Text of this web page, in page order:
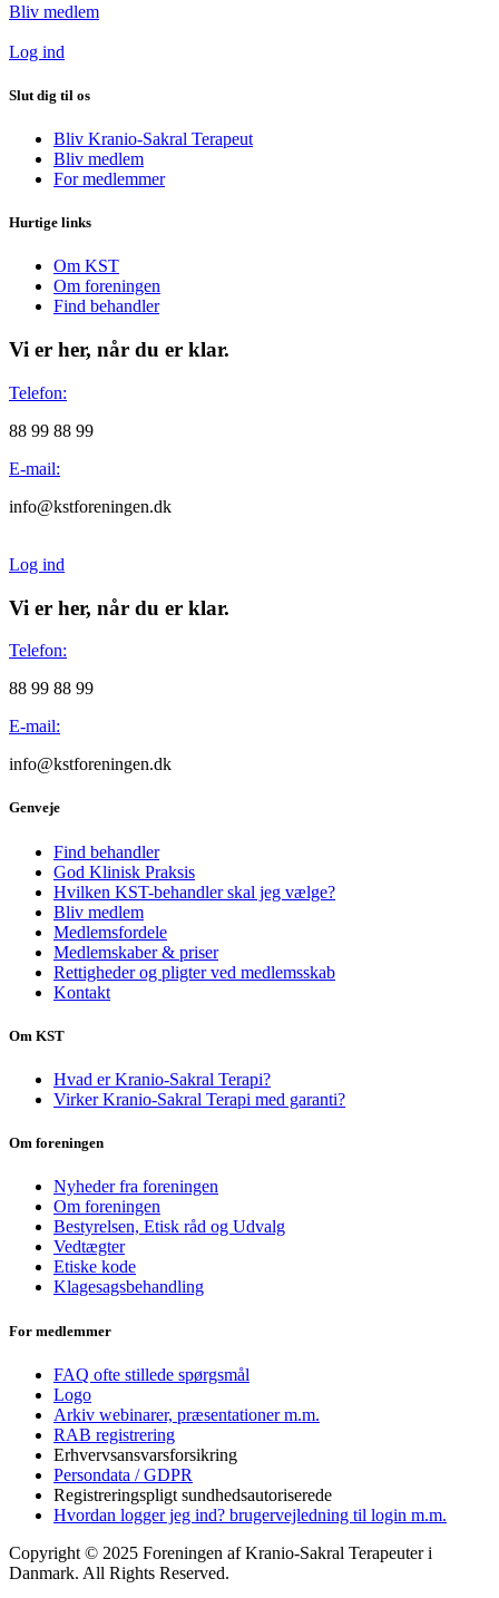
Bliv medlem
Log ind
Slut dig til os
Bliv Kranio-Sakral Terapeut
Bliv medlem
For medlemmer
Hurtige links
Om KST
Om foreningen
Find behandler
Vi er her, når du er klar.
Telefon:
88 99 88 99
E-mail:
info@kstforeningen.dk
Log ind
Vi er her, når du er klar.
Telefon:
88 99 88 99
E-mail:
info@kstforeningen.dk
Genveje
Find behandler
God Klinisk Praksis
Hvilken KST-behandler skal jeg vælge?
Bliv medlem
Medlemsfordele
Medlemskaber & priser
Rettigheder og pligter ved medlemsskab
Kontakt
Om KST
Hvad er Kranio-Sakral Terapi?
Virker Kranio-Sakral Terapi med garanti?
Om foreningen
Nyheder fra foreningen
Om foreningen
Bestyrelsen, Etisk råd og Udvalg
Vedtægter
Etiske kode
Klagesagsbehandling
For medlemmer
FAQ ofte stillede spørgsmål
Logo
Arkiv webinarer, præsentationer m.m.
RAB registrering
Erhvervsansvarsforsikring
Persondata / GDPR
Registreringspligt sundhedsautoriserede
Hvordan logger jeg ind? brugervejledning til login m.m.
Copyright © 2025 Foreningen af Kranio-Sakral Terapeuter i
Danmark. All Rights Reserved.